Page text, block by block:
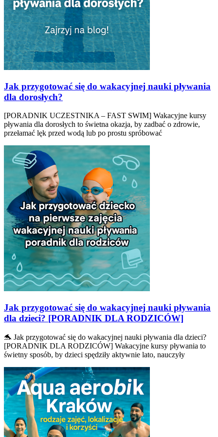
Jak przygotować się do wakacyjnej nauki pływania
dla dorosłych?
[PORADNIK UCZESTNIKA – FAST SWIM] Wakacyjne kursy
pływania dla dorosłych to świetna okazja, by zadbać o zdrowie,
przełamać lęk przed wodą lub po prostu spróbować
Jak przygotować się do wakacyjnej nauki pływania
dla dzieci? [PORADNIK DLA RODZICÓW]
🐬 Jak przygotować się do wakacyjnej nauki pływania dla dzieci?
[PORADNIK DLA RODZICÓW] Wakacyjne kursy pływania to
świetny sposób, by dzieci spędziły aktywnie lato, nauczyły